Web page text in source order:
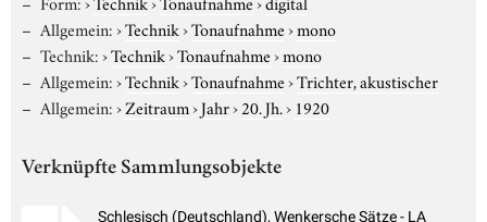
Allgemein:›Technik›Tonaufnahme›mono
Technik:›Technik›Tonaufnahme›mono
Allgemein:›Technik›Tonaufnahme›Trichter, akustischer
Allgemein:›Zeitraum›Jahr›20. Jh.› 1920
Verknüpfte Sammlungsobjekte
Schlesisch (Deutschland), Wenkersche Sätze - LA